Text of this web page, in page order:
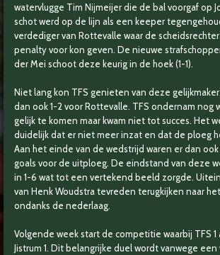
watervlugge Tim Nijmeijer die de bal voorgaf op
schot werd op de lijn als een keeper
verdediger van Rottevalle waar de
penalty voor kon geven. De nieuwe
der Mei schoot deze keurig in de hoek (1-1).
Niet lang kon TFS genieten van deze
dan ook 1-2 voor Rottevalle. TFS ondernam nog
gelijk te komen maar kwam niet tot succes. Het
duidelijk dat er niet meer inzat en dat de ploeg
Aan het einde van de wedstrijd waren er dan
goals voor de uitploeg. De eindstand van deze
in 1-6 wat tot een vertekend beeld zorgde.
van Henk Woudstra tevreden terugkijken naar
ondanks de nederlaag.
Volgende week start de competitie waarbij TFS
Jistrum 1. Dit belangrijke duel wordt vanwege